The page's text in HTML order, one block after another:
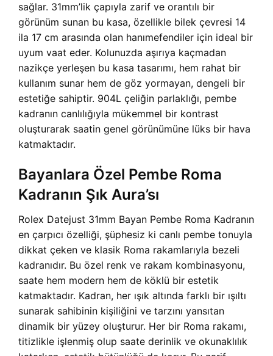
sağlar. 31mm’lik çapıyla zarif ve orantılı bir
görünüm sunan bu kasa, özellikle bilek çevresi 14
ila 17 cm arasında olan hanımefendiler için ideal bir
uyum vaat eder. Kolunuzda aşırıya kaçmadan
nazikçe yerleşen bu kasa tasarımı, hem rahat bir
kullanım sunar hem de göz yormayan, dengeli bir
estetiğe sahiptir. 904L çeliğin parlaklığı, pembe
kadranın canlılığıyla mükemmel bir kontrast
oluşturarak saatin genel görünümüne lüks bir hava
katmaktadır.
Bayanlara Özel Pembe Roma
Kadranın Şık Aura’sı
Rolex Datejust 31mm Bayan Pembe Roma Kadranın
en çarpıcı özelliği, şüphesiz ki canlı pembe tonuyla
dikkat çeken ve klasik Roma rakamlarıyla bezeli
kadranıdır. Bu özel renk ve rakam kombinasyonu,
saate hem modern hem de köklü bir estetik
katmaktadır. Kadran, her ışık altında farklı bir ışıltı
sunarak sahibinin kişiliğini ve tarzını yansıtan
dinamik bir yüzey oluşturur. Her bir Roma rakamı,
titizlikle işlenmiş olup saate derinlik ve okunaklılık